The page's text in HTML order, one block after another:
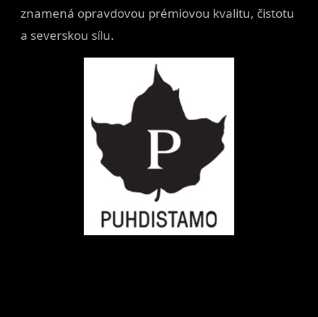
znamená opravdovou prémiovou kvalitu, čistotu
a severskou sílu.